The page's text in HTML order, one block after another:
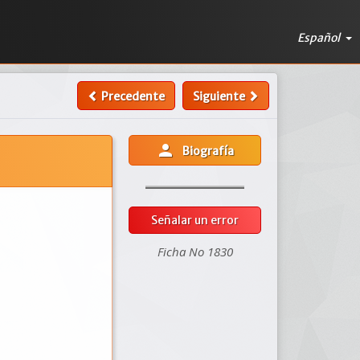
Español
Precedente Siguiente
person Biografía
Señalar un error
Ficha No 1830